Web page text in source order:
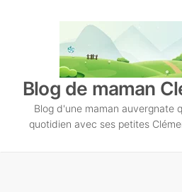
n
Blog de maman
Blog d'une maman auvergnate
quotidien avec ses petites